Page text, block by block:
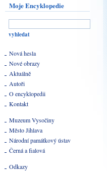
Moje Encyklopedie
Nová hesla
Nové obrazy
Aktuálně
Autoři
O encyklopedii
Kontakt
Muzeum Vysočiny
Město Jihlava
Národní památkový ústav
Černá a fialová
Odkazy